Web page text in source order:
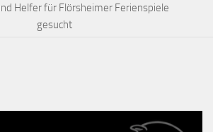
Helfer für Flörsheimer Ferienspiele
gesucht